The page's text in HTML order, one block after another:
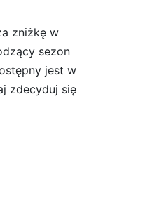
zniżkę w
sezon
jest w
zdecyduj się